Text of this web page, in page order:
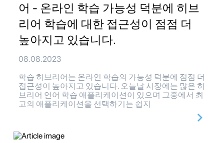
어 - 온라인 학습 가능성 덕분에 히브
리어 학습에 대한 접근성이 점점 더
높아지고 있습니다.
08.08.2023
학습 히브리어는 온라인 학습의 가능성 덕분에 점점 더
접근성이 높아지고 있습니다. 오늘날 시장에는 많은 히
브리어 언어 학습 애플리케이션이 있으며 그중에서 최
고의 애플리케이션을 선택하기는 쉽지